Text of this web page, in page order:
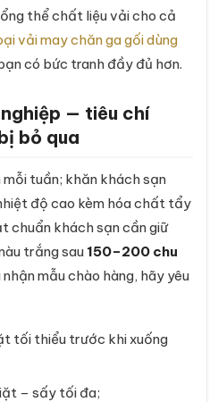
thể chất liệu vải cho cả
vải may chăn ga gối dùng
có bức tranh đầy đủ hơn.
— tiêu chí
bỏ qua
tuần; khăn khách sạn
độ cao kèm hóa chất tẩy
chuẩn khách sạn cần giữ
trắng sau150–200 chu
nhận mẫu chào hàng, hãy yêu
tối thiểu trước khi xuống
– sấy tối đa;